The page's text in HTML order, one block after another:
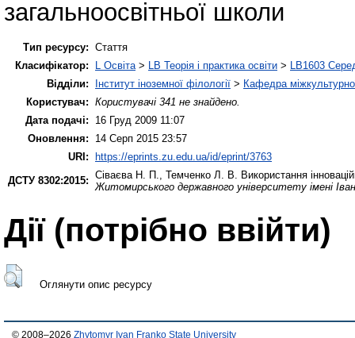
загальноосвітньої школи
Тип ресурсу: Стаття
Класифікатор:
L Освіта > LB Теорія і практика освіти > LB1603
Відділи:
Інститут іноземної філології > Кафедра
Користувач: Користувачі 341 не знайдено.
Дата подачі:
16 Груд 2009 11:07
Оновлення:
14 Серп 2015 23:57
URI: https://eprints.zu.edu.ua/id/eprint/3763
ДСТУ 8302:2015: Сіваєва Н. П. Темченко Л. В.
Використання
Житомирського державного університету імені
Дії ​​(потрібно ввійти)
Оглянути опис ресурсу
© 2008–2026 Zhytomyr Ivan Franko State University